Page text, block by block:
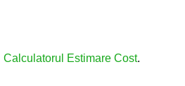
Calculatorul Estimare Cost.